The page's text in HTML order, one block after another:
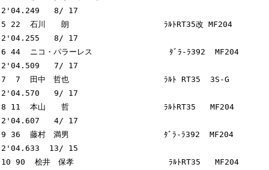
2'04.249   8/ 17
5 22  石川　　朗　　　　　　          ﾗﾙﾄRT35改 MF204
2'04.255   8/ 17
6 44  ニコ・パラーレス                ﾀﾞﾗ-ﾗ392  MF204
2'04.509   7/ 17
7  7  田中　哲也　　　　　　          ﾗﾙﾄ RT35  3S-G
2'04.570   9/ 17
8 11  本山　　哲　　　　　　          ﾗﾙﾄRT35   MF204
2'04.607   4/ 17
9 36  藤村　満男　　　　　　          ﾀﾞﾗ-ﾗ392  MF204
2'04.633  13/ 15
10 90  桧井　保孝　　　　　　          ﾗﾙﾄRT35   MF204